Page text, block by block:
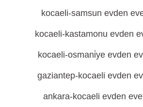
kocaeli-samsun evden
kocaeli-kastamonu evden
kocaeli-osmani̇ye evden
gaziantep-kocaeli evden
ankara-kocaeli evden